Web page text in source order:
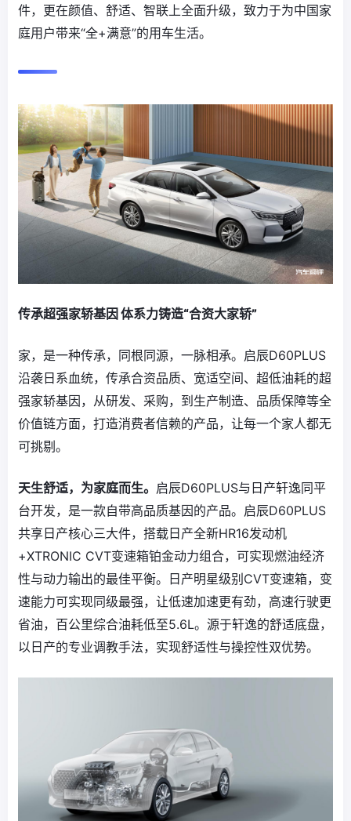
件，更在颜值、舒适、智联上全面升级，致力于为中国家
庭用户带来“全+满意”的用车生活。
传承超强家轿基因 体系力铸造“合资大家轿”
家，是一种传承，同根同源，一脉相承。启辰D60PLUS
沿袭日系血统，传承合资品质、宽适空间、超低油耗的超
强家轿基因，从研发、采购，到生产制造、品质保障等全
价值链方面，打造消费者信赖的产品，让每一个家人都无
可挑剔。
天生舒适，为家庭而生。 启辰D60PLUS与日产轩逸同平
台开发，是一款自带高品质基因的产品。启辰D60PLUS
共享日产核心三大件，搭载日产全新HR16发动机
+XTRONIC CVT变速箱铂金动力组合，可实现燃油经济
性与动力输出的最佳平衡。日产明星级别CVT变速箱，变
速能力可实现同级最强，让低速加速更有劲，高速行驶更
省油，百公里综合油耗低至5.6L。源于轩逸的舒适底盘，
以日产的专业调教手法，实现舒适性与操控性双优势。